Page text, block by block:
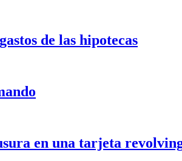
de las hipotecas
en una tarjeta